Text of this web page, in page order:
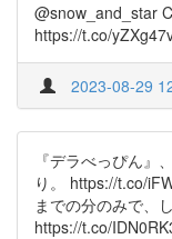
@snow_and_star
https://t.co/
2023-08-29
『デラべっぴん』
り。 https://t.co/
までの分のみで、
https://t.co/